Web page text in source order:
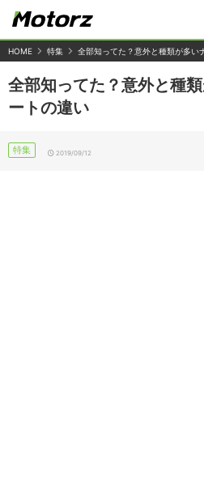
HOME 特集 全部知ってた？意外と種類が多い
全部知ってた？意外と種
ートの違い
特集 2019/09/12